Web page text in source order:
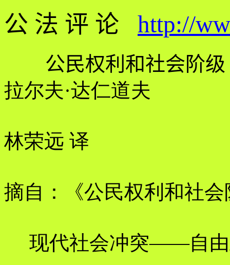
公 法 评 论 http://
公民权利和社会阶级
拉尔夫·达仁道夫
林荣远 译
摘自：《公民权利和社会
现代社会冲突——自由